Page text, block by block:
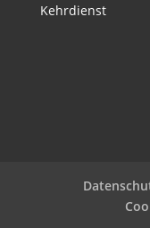
Kehrdienst